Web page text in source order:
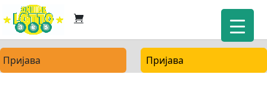
Пријава Пријава